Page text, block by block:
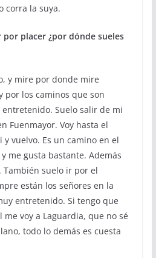
corra la suya.
por placer ¿por dónde sueles
y mire por donde mire
por los caminos que son
Suelo salir de mi
Fuenmayor. Voy hasta el
y vuelvo. Es un camino en el
me gusta bastante. Además
También suelo ir por el
están los señores en la
entretenido. Si tengo que
me voy a Laguardia, que no sé
todo lo demás es cuesta